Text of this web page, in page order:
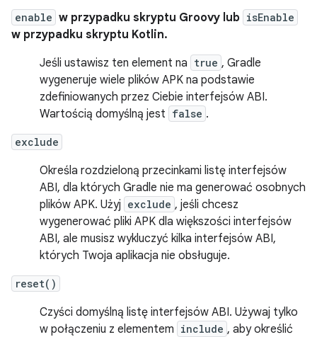
enable w przypadku skryptu Groovy lub isEnable
w przypadku skryptu Kotlin.
Jeśli ustawisz ten element na true , Gradle
wygeneruje wiele plików APK na podstawie
zdefiniowanych przez Ciebie interfejsów ABI.
Wartością domyślną jest false .
exclude
Określa rozdzieloną przecinkami listę interfejsów
ABI, dla których Gradle nie ma generować osobnych
plików APK. Użyj exclude , jeśli chcesz
wygenerować pliki APK dla większości interfejsów
ABI, ale musisz wykluczyć kilka interfejsów ABI,
których Twoja aplikacja nie obsługuje.
reset()
Czyści domyślną listę interfejsów ABI. Używaj tylko
w połączeniu z elementem include , aby określić